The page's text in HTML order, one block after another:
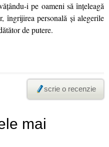
i pe oameni să înțeleagă
îngrijirea personală și alegerile
de putere.
scrie o recenzie
mai